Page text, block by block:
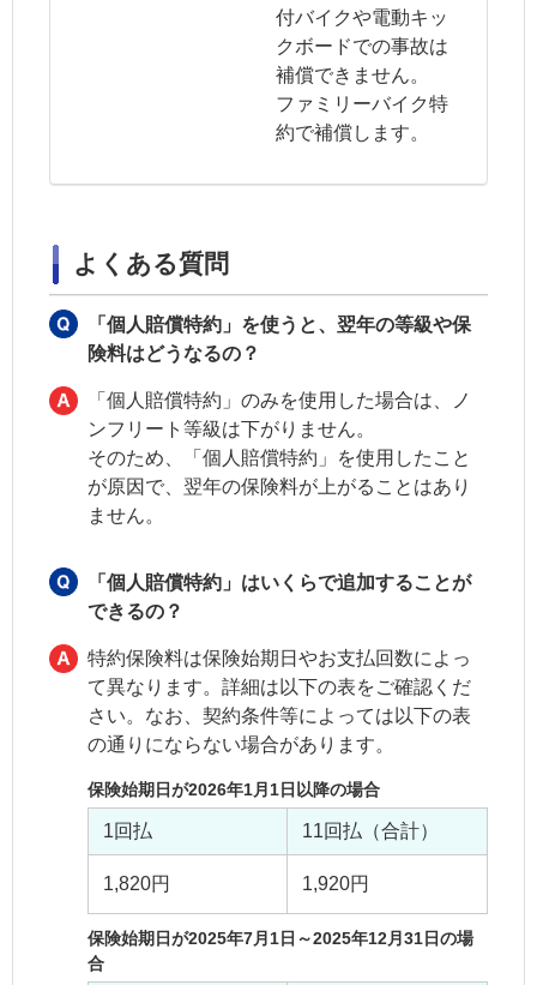
付バイクや電動キッ
クボードでの事故は
補償できません。
ファミリーバイク特
約で補償します。
よくある質問
「個人賠償特約」を使うと、翌年の等級や保
険料はどうなるの？
「個人賠償特約」のみを使用した場合は、ノ
ンフリート等級は下がりません。
そのため、「個人賠償特約」を使用したこと
が原因で、翌年の保険料が上がることはあり
ません。
「個人賠償特約」はいくらで追加することが
できるの？
特約保険料は保険始期日やお支払回数によっ
て異なります。詳細は以下の表をご確認くだ
さい。なお、契約条件等によっては以下の表
の通りにならない場合があります。
保険始期日が2026年1月1日以降の場合
1回払 11回払（合計）
1,820円 1,920円
保険始期日が2025年7月1日～2025年12月31日の場
合